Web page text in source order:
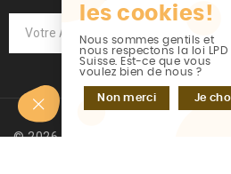
© 2026 - Logiciel de commerce
les cookies!
Nous sommes gentils et
nous respectons la loi LPD
Suisse. Est-ce que vous
voulez bien de nous ?
Non merci Je